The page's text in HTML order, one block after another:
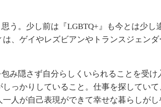
。少し前は『LGBTQ+』も今とは少
、ゲイやレズビアンやトランスジェン
み隠さず自分らしくいられることを受
っかりしていること。仕事を探してい
人が自己表現ができて幸せな暮らしがし